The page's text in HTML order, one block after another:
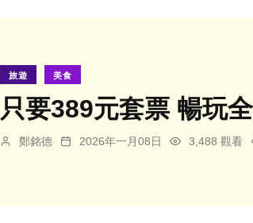
旅遊 美食
只要389元套票 暢玩
鄭銘德 2026年一月08日 3,488 觀看